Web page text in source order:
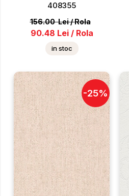
408355
156.00 Lei/Rola
90.48 Lei / Rola
in stoc
-25%